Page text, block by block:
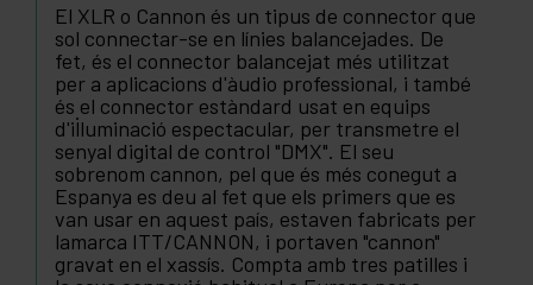
El XLR o Cannon és un tipus de connector que
sol connectar-se en línies balancejades. De
fet, és el connector balancejat més utilitzat
per a aplicacions d'àudio professional, i també
és el connector estàndard usat en equips
d'il·luminació espectacular, per transmetre el
senyal digital de control "DMX". El seu
sobrenom cannon, pel que és més conegut a
Espanya es deu al fet que els primers que es
van usar en aquest país, estaven fabricats per
lamarca ITT/CANNON, i portaven "cannon"
gravat en el xassís. Compta amb tres patilles i